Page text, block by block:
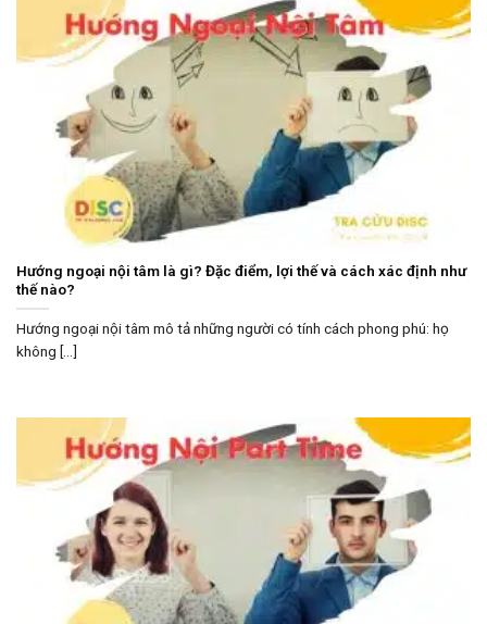
Hướng ngoại nội tâm là gì? Đặc điểm, lợi thế và cách xác định như
thế nào?
Hướng ngoại nội tâm mô tả những người có tính cách phong phú: họ
không [...]